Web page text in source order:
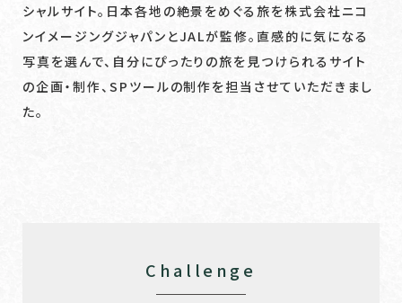
シャルサイト。日本各地の絶景をめぐる旅を株式会社ニコ
ンイメージングジャパンとJALが監修。直感的に気になる
写真を選んで、自分にぴったりの旅を見つけられるサイト
の企画・制作、SPツールの制作を担当させていただきまし
た。
Challenge